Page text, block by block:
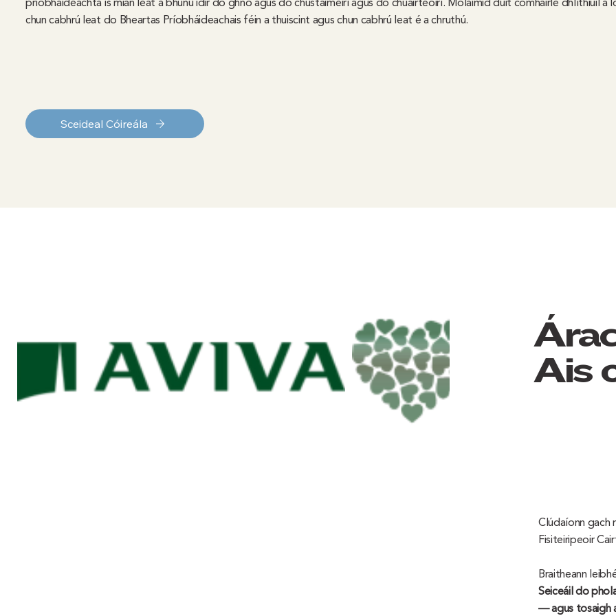
chun cabhrú leat do Bheartas Príobháideachais féin a thuiscint agus chun cabhrú leat é a chruthú.
Sceideal Cóireála
Clúdaíonn gach
Fisiteiripeoir
Braitheann
Seiceáil do
— agus tosaigh